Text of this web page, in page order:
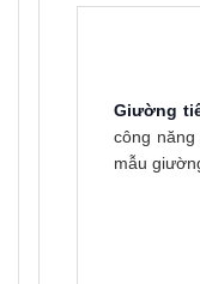
Giường
công
mẫu